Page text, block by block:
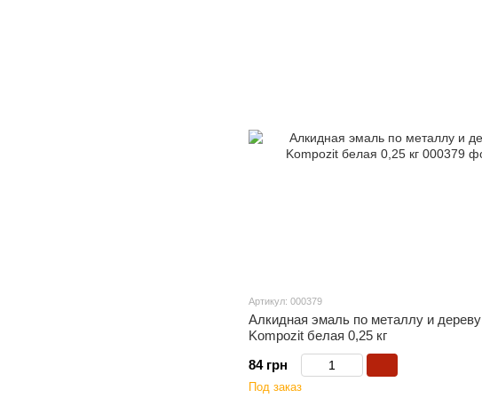
Артикул: 000379
Алкидная эмаль по металлу и дереву
Kompozit белая 0,25 кг
84 грн
Под заказ